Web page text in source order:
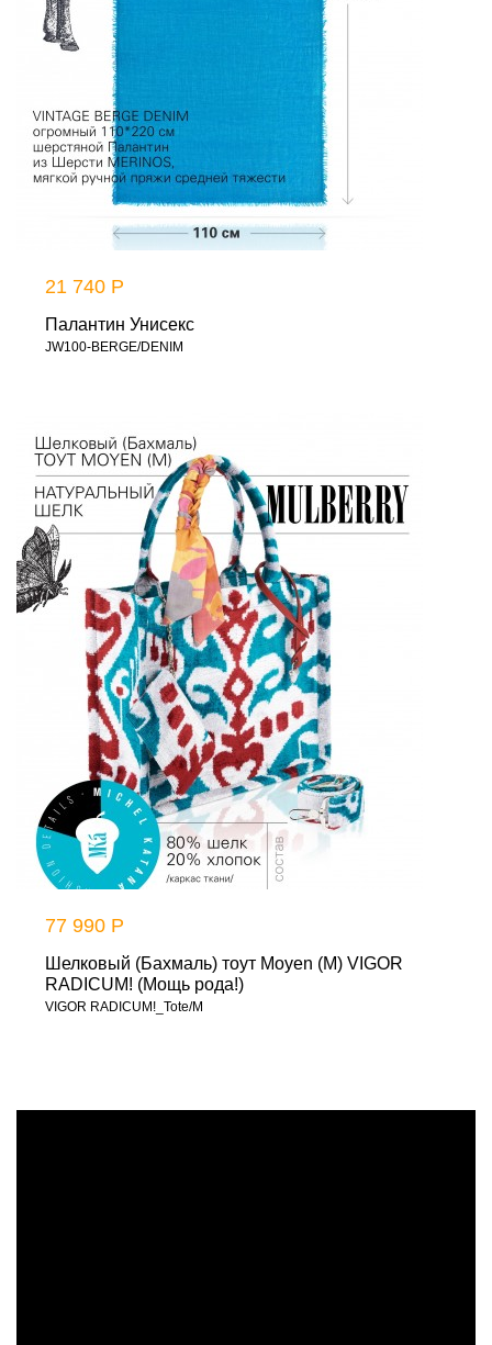
21 740 Р
Палантин Унисекс
JW100-BERGE/DENIM
77 990 Р
Шелковый (Бахмаль) тоут Moyen (M) VIGOR
RADICUM! (Мощь рода!)
VIGOR RADICUM!_Tote/M